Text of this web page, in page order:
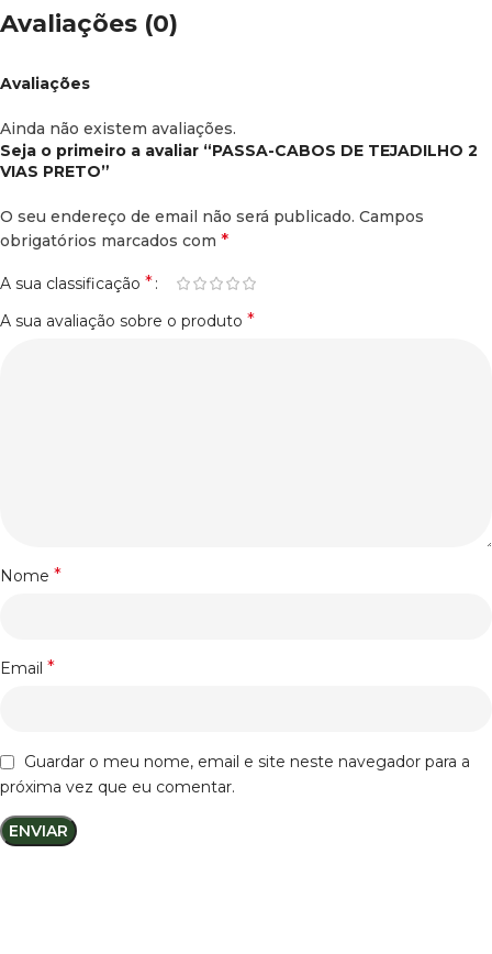
Avaliações (0)
Avaliações
Ainda não existem avaliações.
Seja o primeiro a avaliar “PASSA-CABOS DE TEJADILHO 2
VIAS PRETO”
O seu endereço de email não será publicado. Campos
obrigatórios marcados com *
A sua classificação *
A sua avaliação sobre o produto *
Nome *
Email *
Guardar o meu nome, email e site neste navegador para a
próxima vez que eu comentar.